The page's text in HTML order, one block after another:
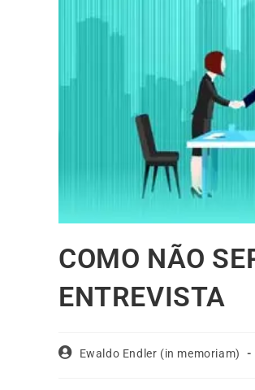
COMO NÃO
ENTREVISTA
Ewaldo Endler (in memoriam)